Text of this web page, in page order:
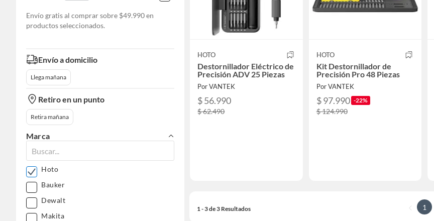
Envío gratis al comprar sobre $49.990 en
productos seleccionados.
Envío a domicilio
Llega mañana
Retiro en un punto
Retira mañana
Marca
Hoto
Bauker
Dewalt
Makita
HOTO
Destornillador Eléctrico de
Precisión ADV 25 Piezas
Por VANTEK
$ 56.990
$ 62.490
HOTO
Kit Destornillador de
Precisión Pro 48 Piezas
Por VANTEK
$ 97.990 -22%
$ 124.990
1 - 3 de 3 Resultados 1